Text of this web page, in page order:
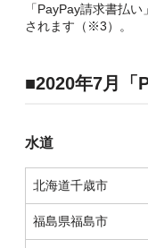
「PayPay請求書払
されます（※3）。
■2020年7月「
水道
北海道千歳市
福島県福島市